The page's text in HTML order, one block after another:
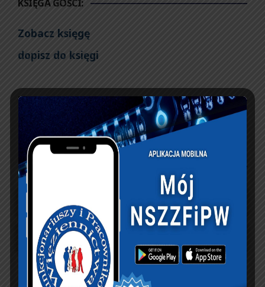
KSIĘGA GOŚCI:
Zobacz księgę
dopisz do księgi
NASZ FACEBOOK
UBEZPIECZENIA